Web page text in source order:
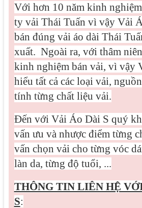
Với hơn 10 năm kinh
ty vải Thái Tuấn vì vậy Vải
bán đúng vải áo dài Thái
xuất. Ngoài ra, với thâm
kinh nghiệm bán vải, vì vậy
hiểu tất cả các loại vải,
tính từng chất liệu vải.
Đến với Vải Áo Dài S quý
vấn ưu và nhược điểm từng
vấn chọn vải cho từng vóc
làn da, từng độ tuổi, ...
THÔNG TIN LIÊN HỆ
S: